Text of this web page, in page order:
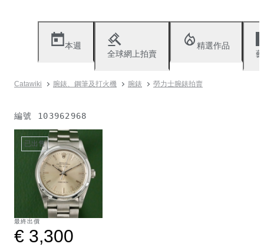
本週
全球網上拍賣
精選作品
Catawiki 腕錶、鋼筆及打火機 腕錶 勞力士腕錶拍賣
編號 103962968
已出售
最終出價
€ 3,300